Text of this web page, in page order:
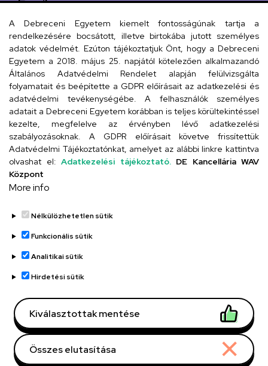
Email
iskola@kossuth-alt.unideb.hu
Cím
4024 Debrecen, Kossuth utca 33.
Szervezeti telefonkönyv
UD telefonkönyv
Adatvédelem
Adatvédelem
Régi oldal
Technikai információk
Copyright © 2026 Unideb
A Debreceni Egyetem kiemelt fontosságúnak tartja a
rendelkezésére bocsátott, illetve birtokába jutott személyes
adatok védelmét. Ezúton tájékoztatjuk Önt, hogy a Debreceni
Egyetem a 2018. május 25. napjától kötelezően alkalmazandó
Általános Adatvédelmi Rendelet alapján felülvizsgálta
folyamatait és beépítette a GDPR előírásait az adatkezelési és
adatvédelmi tevékenységébe. A felhasználók személyes
adatait a Debreceni Egyetem korábban is teljes körültekintéssel
kezelte, megfelelve az érvényben lévő adatkezelési
szabályozásoknak. A GDPR előírásait követve frissítettük
Adatvédelmi Tájékoztatónkat, amelyet az alábbi linkre kattintva
olvashat el: Adatkezelési tájékoztató. DE Kancellária WAV
Központ
More info
Nélkülözhetetlen sütik
Funkcionális sütik
Analitikai sütik
Hirdetési sütik
Kiválasztottak mentése
Összes elutasítása